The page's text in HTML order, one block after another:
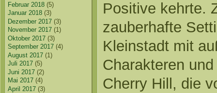
Februar 2018 (5)
Januar 2018 (3)
Dezember 2017 (3)
November 2017 (1)
Oktober 2017 (3)
September 2017 (4)
August 2017 (1)
Juli 2017 (5)
Juni 2017 (2)
Mai 2017 (4)
April 2017 (3)
Positive kehrte.
zauberhafte
Kleinstadt mit
Charakteren
Cherry Hill, die